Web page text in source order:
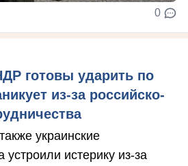
0
готовы ударить по
из-за российско-
украинские
истерику из-за